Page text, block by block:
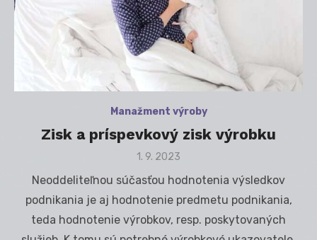
Manažment výroby
Zisk a príspevkový zisk výrobku
Posted
1. 9. 2023
Neoddeliteľnou súčasťou hodnotenia výsledkov
podnikania je aj hodnotenie predmetu podnikania,
teda hodnotenie výrobkov, resp. poskytovaných